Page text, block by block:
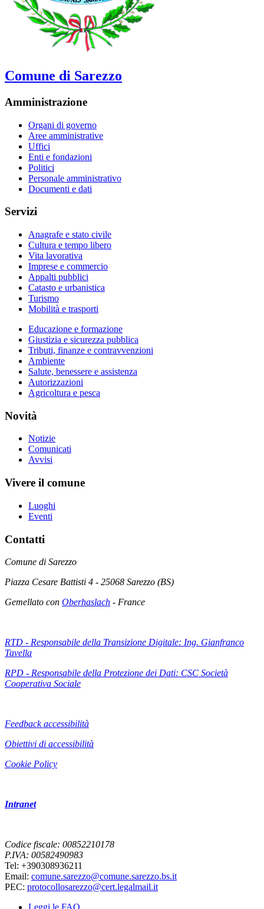
Comune di Sarezzo
Amministrazione
Organi di governo
Aree amministrative
Uffici
Enti e fondazioni
Politici
Personale amministrativo
Documenti e dati
Servizi
Anagrafe e stato civile
Cultura e tempo libero
Vita lavorativa
Imprese e commercio
Appalti pubblici
Catasto e urbanistica
Turismo
Mobilità e trasporti
Educazione e formazione
Giustizia e sicurezza pubblica
Tributi, finanze e contravvenzioni
Ambiente
Salute, benessere e assistenza
Autorizzazioni
Agricoltura e pesca
Novità
Notizie
Comunicati
Avvisi
Vivere il comune
Luoghi
Eventi
Contatti
Comune di Sarezzo
Piazza Cesare Battisti 4 - 25068 Sarezzo (BS)
Gemellato con Oberhaslach - France
RTD - Responsabile della Transizione Digitale: Ing. Gianfranco
Tavella
RPD - Responsabile della Protezione dei Dati: CSC Società
Cooperativa Sociale
Feedback accessibilità
Obiettivi di accessibilità
Cookie Policy
Intranet
Codice fiscale: 00852210178
P.IVA: 00582490983
Tel: +390308936211
Email: comune.sarezzo@comune.sarezzo.bs.it
PEC: protocollosarezzo@cert.legalmail.it